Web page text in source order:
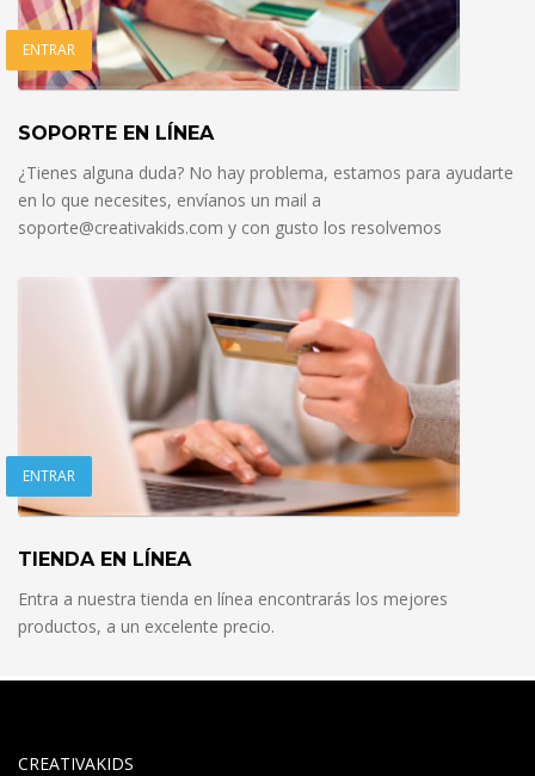
ENTRAR
SOPORTE EN LÍNEA
¿Tienes alguna duda? No hay problema, estamos para ayudarte
en lo que necesites, envíanos un mail a
soporte@creativakids.com y con gusto los resolvemos
ENTRAR
TIENDA EN LÍNEA
Entra a nuestra tienda en línea encontrarás los mejores
productos, a un excelente precio.
CREATIVAKIDS